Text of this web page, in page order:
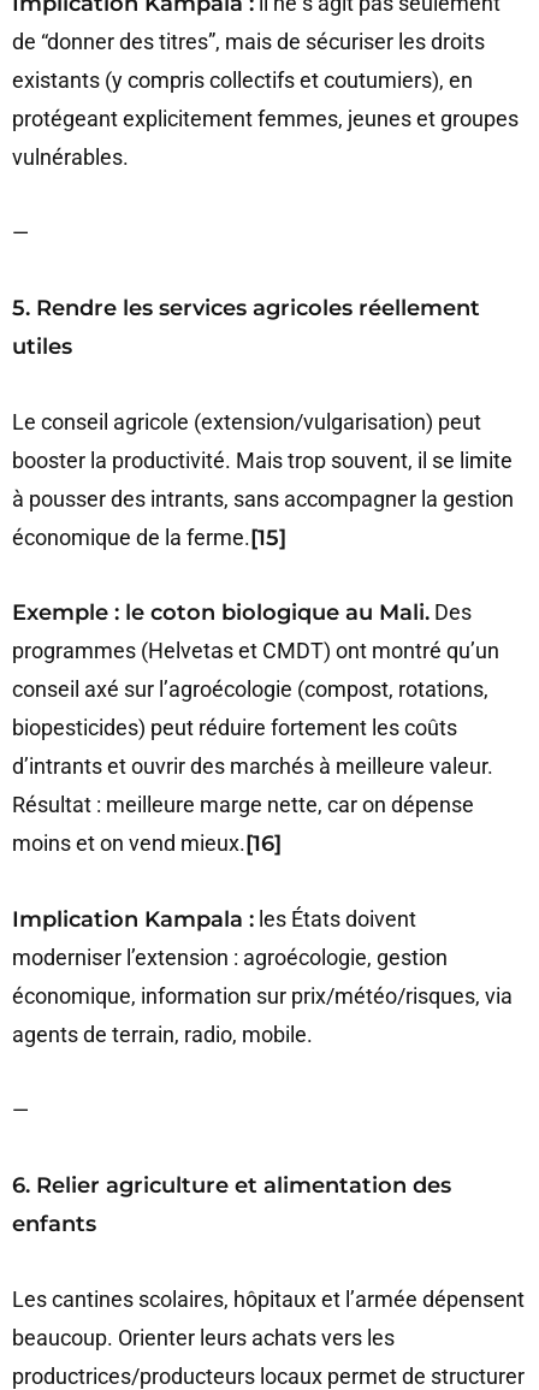
de “donner des titres”, mais de sécuriser les droits
existants (y compris collectifs et coutumiers), en
protégeant explicitement femmes, jeunes et groupes
vulnérables.
—
5. Rendre les services agricoles réellement
utiles
Le conseil agricole (extension/vulgarisation) peut
booster la productivité. Mais trop souvent, il se limite
à pousser des intrants, sans accompagner la gestion
économique de la ferme.[15]
Exemple : le coton biologique au Mali. Des
programmes (Helvetas et CMDT) ont montré qu’un
conseil axé sur l’agroécologie (compost, rotations,
biopesticides) peut réduire fortement les coûts
d’intrants et ouvrir des marchés à meilleure valeur.
Résultat : meilleure marge nette, car on dépense
moins et on vend mieux.[16]
Implication Kampala : les États doivent
moderniser l’extension : agroécologie, gestion
économique, information sur prix/météo/risques, via
agents de terrain, radio, mobile.
—
6. Relier agriculture et alimentation des
enfants
Les cantines scolaires, hôpitaux et l’armée dépensent
beaucoup. Orienter leurs achats vers les
productrices/producteurs locaux permet de structurer